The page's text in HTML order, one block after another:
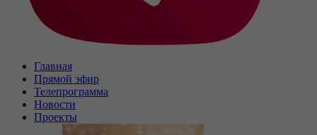
Главная
Прямой эфир
Телепрограмма
Новости
Проекты